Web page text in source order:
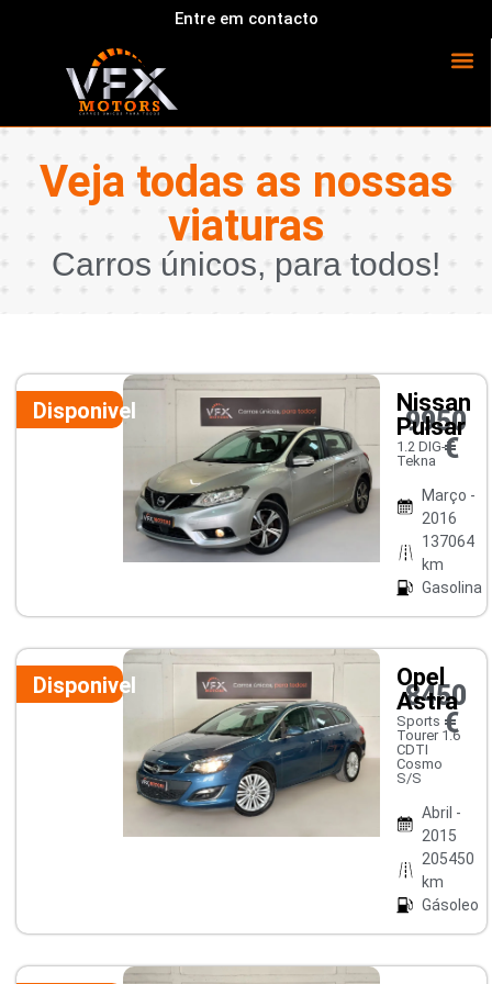
Entre em contacto
Veja todas as nossas
viaturas
Carros únicos, para todos!
Disponivel
Nissan
Pulsar
1.2 DIG-T
Tekna
Março -
2016
137064
km
Gasolina
9950
€
Disponivel
Opel
Astra
Sports
Tourer 1.6
CDTI
Cosmo
S/S
Abril -
2015
205450
km
Gásoleo
8450
€